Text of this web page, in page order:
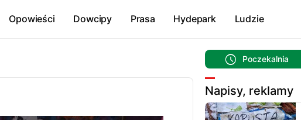
Opowieści Dowcipy Prasa Hydepark Ludzie
Poczekalnia
Napisy, reklamy